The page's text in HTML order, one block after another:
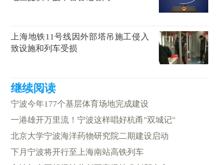
上海地铁11号线因外部塔吊施工侵入
致设施和列车受损
宁波今年177个基层体育场地完成建设
一港雄开万里流！宁波这样唱好杭甬"双城记"
北京大学宁波海洋药物研究院二期建设启动
下月宁波将开行至上海南站高铁列车